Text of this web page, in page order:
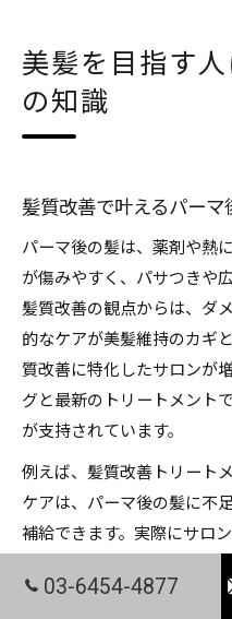
美髪を目指す
の知識
髪質改善で叶えるパーマ
パーマ後の髪は、薬剤や熱
が傷みやすく、パサつきや
髪質改善の観点からは、ダ
的なケアが美髪維持のカギ
質改善に特化したサロンが
グと最新のトリートメント
が支持されています。
例えば、髪質改善トリート
ケアは、パーマ後の髪に不
補給できます。実際にサロ
多く、プロのアドバイスを
03-6454-4877